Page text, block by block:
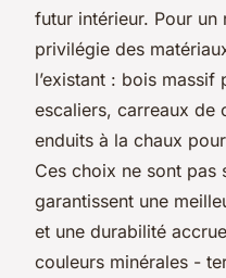
futur intérieur. Pour un
privilégie des
l’existant : bois
escaliers, carreaux de
enduits à la chaux
Ces choix ne sont pas
garantissent une
et une durabilité
couleurs minérales -